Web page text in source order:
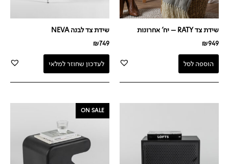
שידת צד RATY – יח' אחרונות
₪949
הוספה לסל
שידת צד לבנה NEVA
₪749
לעדכון שחוזר למלאי
ON SALE
המחיר
המקורי
הוא:
₪199.